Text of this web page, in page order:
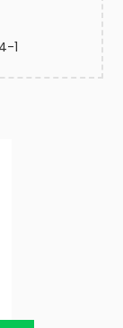
草剤の効果を
さや環境によ
切な方法で対
ると十分な効
い。雑草抜き
行って庭のメ
合わせて臨機
。広島市佐伯
。除草剤散布
囲内で作業し
ドバイス、現
気軽にお問い
はこちらの番
メンテナンス
プ」では除草
1